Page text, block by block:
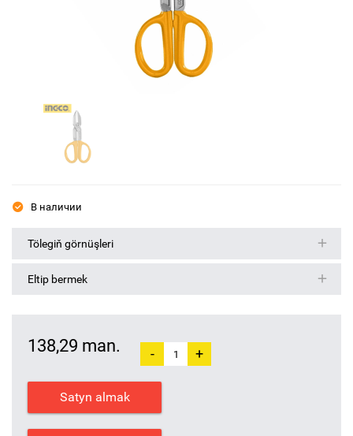
В наличии
Tölegiň görnüşleri
Eltip bermek
138,29 man. - +
Satyn almak